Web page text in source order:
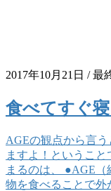
2017年10月21日 / 最
食べてすぐ
AGEの観点から言
ますよ！というこ
まるのは、 ●AGE
物を食べることで